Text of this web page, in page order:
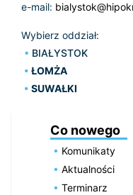
e-mail:
Wybierz oddział:
BIAŁYSTOK
ŁOMŻA
SUWAŁKI
Co nowego
Komunikaty
Aktualności
Terminarz